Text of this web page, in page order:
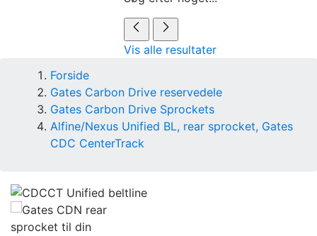
Vis alle resultater
Forside
Gates Carbon Drive reservedele
Gates Carbon Drive Sprockets
Alfine/Nexus Unified BL, rear sprocket, Gates
CDC CenterTrack